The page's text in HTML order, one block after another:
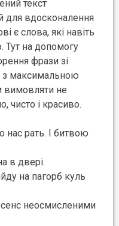
текст
для вдосконалення
є слова, які навіть
Тут на допомогу
фрази зі
з максимальною
не
чисто і красиво.
нас рать. І битвою
в двері.
на пагорб куль
неосмисленими